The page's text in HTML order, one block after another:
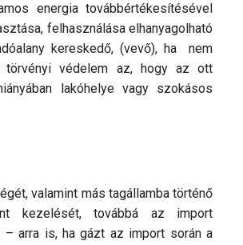
energia továbbértékesítésével
felhasználása elhanyagolható
kereskedő, (vevő), ha nem
védelem az, hogy az ott
lakóhelye vagy szokásos
valamint más tagállamba történő
kezelését, továbbá az import
arra is, ha gázt az import során a